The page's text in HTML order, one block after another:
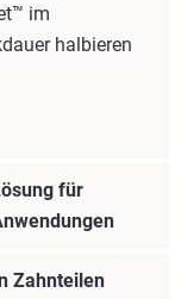
im
halbieren
für
Zahnteilen